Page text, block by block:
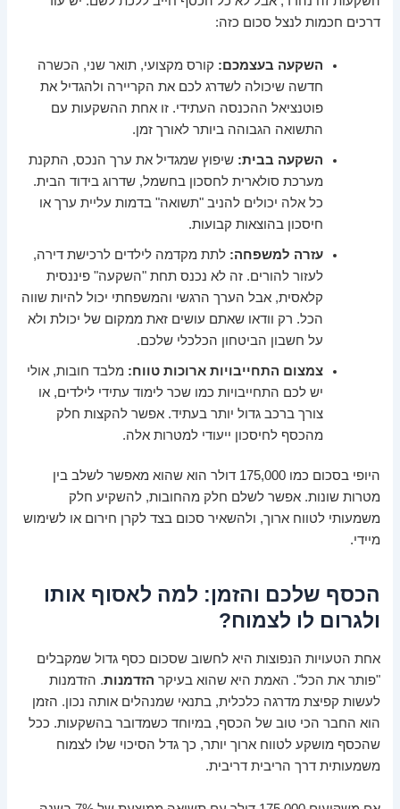
דרכים חכמות לנצל סכום כזה:
השקעה בעצמכם: קורס מקצועי, תואר שני, הכשרה
חדשה שיכולה לשדרג לכם את הקריירה ולהגדיל את
פוטנציאל ההכנסה העתידי. זו אחת ההשקעות עם
התשואה הגבוהה ביותר לאורך זמן.
השקעה בבית: שיפוץ שמגדיל את ערך הנכס, התקנת
מערכת סולארית לחסכון בחשמל, שדרוג בידוד הבית.
כל אלה יכולים להניב "תשואה" בדמות עליית ערך או
חיסכון בהוצאות קבועות.
עזרה למשפחה: לתת מקדמה לילדים לרכישת דירה,
לעזור להורים. זה לא נכנס תחת "השקעה" פיננסית
קלאסית, אבל הערך הרגשי והמשפחתי יכול להיות שווה
הכל. רק וודאו שאתם עושים זאת ממקום של יכולת ולא
על חשבון הביטחון הכלכלי שלכם.
צמצום התחייבויות ארוכות טווח: מלבד חובות, אולי
יש לכם התחייבויות כמו שכר לימוד עתידי לילדים, או
צורך ברכב גדול יותר בעתיד. אפשר להקצות חלק
מהכסף לחיסכון ייעודי למטרות אלה.
היופי בסכום כמו 175,000 דולר הוא שהוא מאפשר לשלב בין
מטרות שונות. אפשר לשלם חלק מהחובות, להשקיע חלק
משמעותי לטווח ארוך, ולהשאיר סכום בצד לקרן חירום או לשימוש
מיידי.
הכסף שלכם והזמן: למה לאסוף אותו
ולגרום לו לצמוח?
אחת הטעויות הנפוצות היא לחשוב שסכום כסף גדול שמקבלים
"פותר את הכל". האמת היא שהוא בעיקר הזדמנות. הזדמנות
לעשות קפיצת מדרגה כלכלית, בתנאי שמנהלים אותה נכון. הזמן
הוא החבר הכי טוב של הכסף, במיוחד כשמדובר בהשקעות. ככל
שהכסף מושקע לטווח ארוך יותר, כך גדל הסיכוי שלו לצמוח
משמעותית דרך הריבית דריבית.